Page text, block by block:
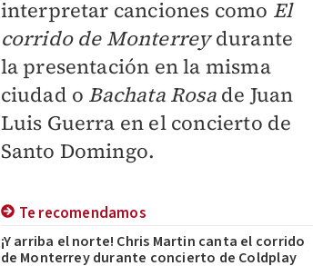
interpretar canciones como El
corrido de Monterreydurante
la presentación en la misma
ciudad o Bachata Rosade Juan
Luis Guerra en el concierto de
Santo Domingo.
Te recomendamos
¡Y arriba el norte! Chris Martin canta el corrido
de Monterrey durante concierto de Coldplay